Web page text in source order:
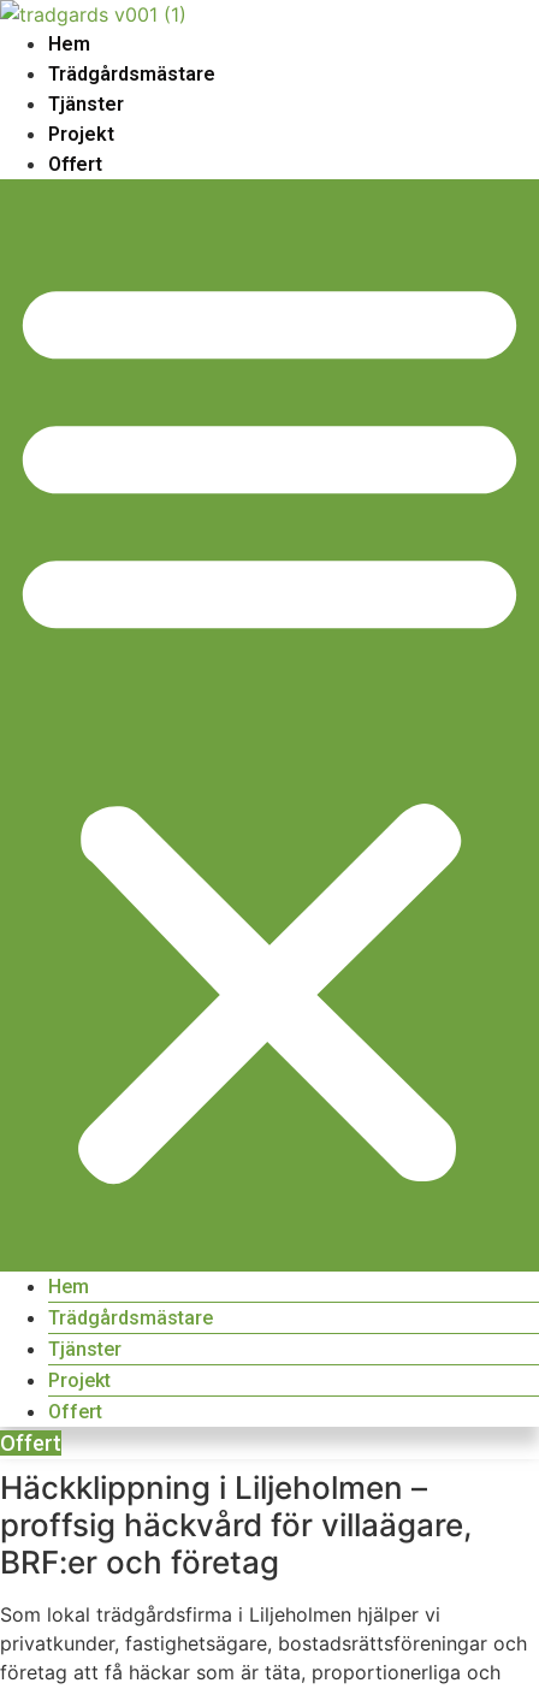
Skip
content
Hem
Trädgårdsmästare
Tjänster
Projekt
Offert
Hem
Trädgårdsmästare
Tjänster
Projekt
Offert
Offert
Häckklippning i Liljeholmen –
proffsig häckvård för villaägare,
BRF:er och företag
Som lokal trädgårdsfirma i Liljeholmen hjälper vi
privatkunder, fastighetsägare, bostadsrättsföreningar och
företag att få häckar som är täta, proportionerliga och